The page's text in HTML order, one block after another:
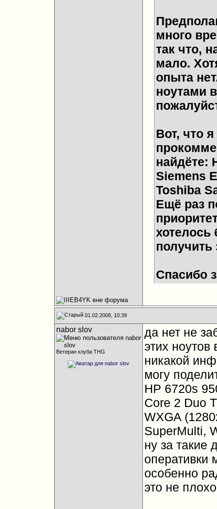
много
так что,
мало.
опыта
ноутами
Вот, что
найдёте:
Siemens
Toshiba
Ещё раз
получить
Спасибо
01.02.2008, 10:39
nabor slov
Ветеран клуба THG
да нет не
этих ноутов
никакой
могу
HP 6720s
Core 2 Duo
WXGA
SuperMulti,
ну за такие
оперативки
особенно
это не